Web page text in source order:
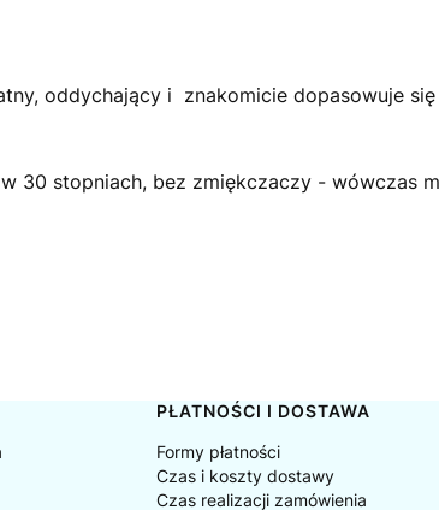
oddychający i znakomicie dopasowuje
30 stopniach, bez zmiękczaczy - wówczas
PŁATNOŚCI I DOSTAWA
Formy płatności
Czas i koszty dostawy
Czas realizacji zamówienia